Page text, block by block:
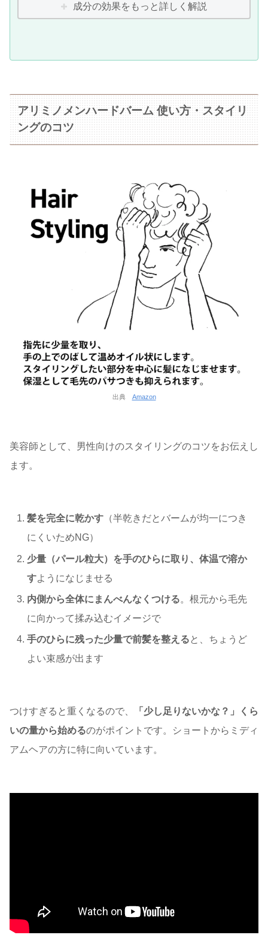
成分の効果をもっと詳しく解説
アリミノメンハードバーム 使い方・スタイリ
ングのコツ
出典 Amazon
美容師として、男性向けのスタイリングのコツをお伝えし
ます。
髪を完全に乾かす （半乾きだとバームが均一につき
にくいためNG）
少量（パール粒大）を手のひらに取り、体温で溶か
すようになじませる
内側から全体にまんべんなくつける。根元から毛先
に向かって揉み込むイメージで
手のひらに残った少量で前髪を整える と、ちょうど
よい束感が出ます
つけすぎると重くなるので、
「少し足りないかな？」くら
いの量から始めるのがポイントです。ショートからミディ
アムヘアの方に特に向いています。